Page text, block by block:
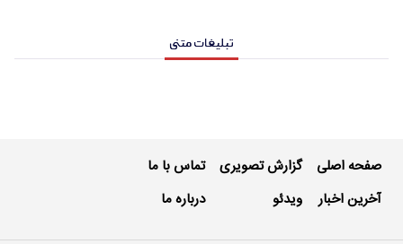
تبلیغات متنی
صفحه اصلی
آخرین اخبار
گزارش تصویری
ویدئو
تماس با ما
درباره ما